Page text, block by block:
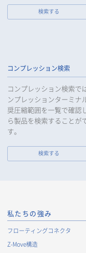
続的に見直し、定
ります。
個人情報の取得
当社は、当社サービ
所、電話番号、電子
名、所属部署名、役
行口座情報等の個人
報を取得し、偽りそ
なお、当社は、
ばWebビーコン）を
られる場合のCookie
取り扱います。
2. 個人情報の利用目的
検索する
コンプレッション検索
コンプレッション検索で
ンプレッションターミナ
奨圧縮範囲を一覧で確認
ら製品を検索することが
す。
検索する
私たちの強み
フローティングコネクタ
Z-Move構造